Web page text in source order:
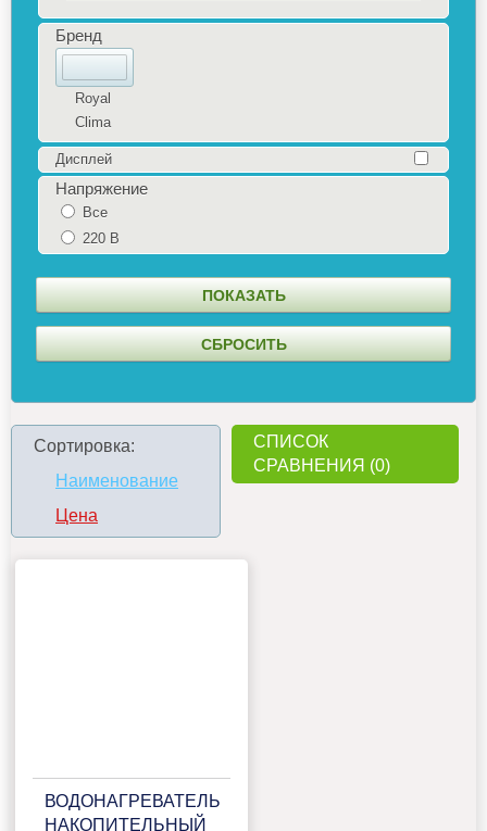
Бренд
Royal
Clima
Дисплей
Напряжение
Все
220 В
Сортировка:
Наименование
Цена
СПИСОК
СРАВНЕНИЯ (0)
ВОДОНАГРЕВАТЕЛЬ
НАКОПИТЕЛЬНЫЙ